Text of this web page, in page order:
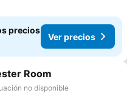
precios
Ver precios
a favoritos
Room
no disponible